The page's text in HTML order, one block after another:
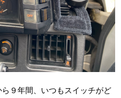
９年間、いつもスイッチがど